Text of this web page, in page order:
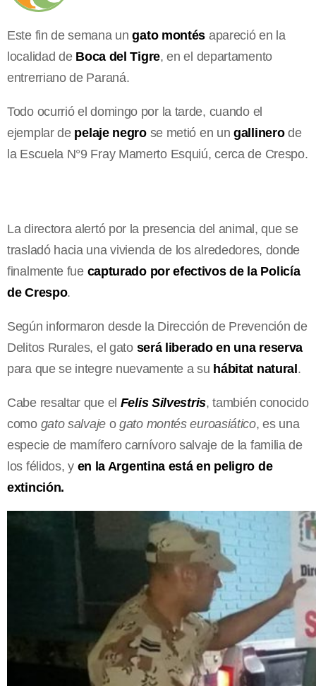
Este fin de semana un gato montés apareció en la
localidad deBoca del Tigre, en el departamento
entrerriano de Paraná.
Todo ocurrió el domingo por la tarde, cuando el
ejemplar de pelaje negrose metió en un gallinerode
la Escuela N°9 Fray Mamerto Esquiú, cerca de Crespo.
La directora alertó por la presencia del animal, que se
trasladó hacia una vivienda de los alrededores, donde
finalmente fue capturado por efectivos de la Policía
de Crespo.
Según informaron desde la Dirección de Prevención de
Delitos Rurales, el gatoserá liberado en una reserva
para que se integre nuevamente a su hábitat natural.
Cabe resaltar que el Felis Silvestris, también conocido
comogato salvajeogato montés euroasiático, es una
especie de mamífero carnívoro salvaje de la familia de
los félidos, y en la Argentina está en peligro de
extinción.